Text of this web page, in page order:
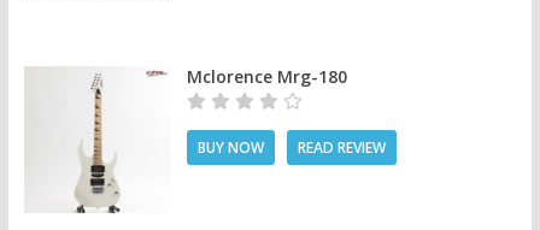
Mclorence Mrg-180
BUY NOW READ REVIEW